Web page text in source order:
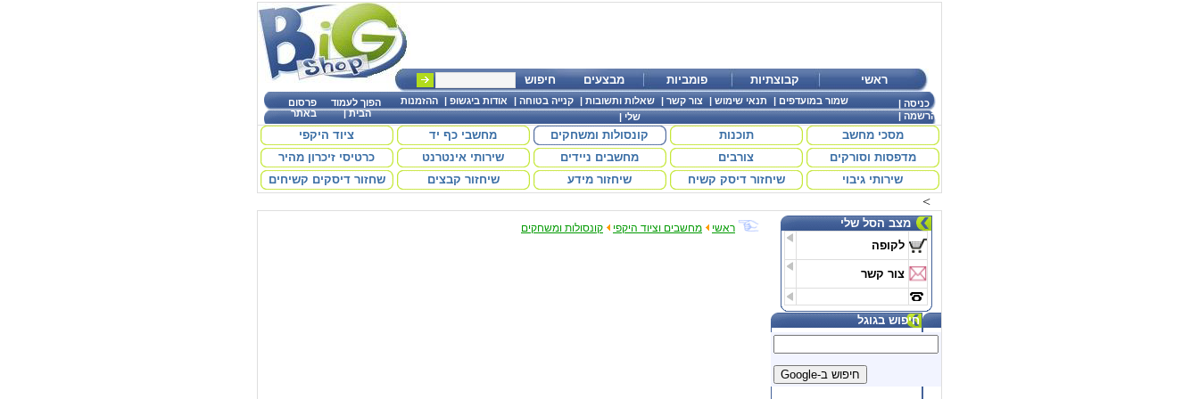
חיפוש מבצעים פומביות קבוצתיות ראשי
פרסום
באתר
הפוך לעמוד
הבית|
שמור במועדפים | תנאי שימוש | צור קשר | שאלות ותשובות | קנייה בטוחה | אודות ביגשופ |
ההזמנות
שלי|
כניסה |
הרשמה|
מסכי מחשב תוכנות קונסולות ומשחקים מחשבי כף יד
ציוד היקפי
מדפסות וסורקים
צורבים מחשבים ניידים שירותי אינטרנט
כרטיסי זיכרון מהיר
שירותי גיבוי
שיחזור דיסק קשיח שיחזור מידע שיחזור קבצים שחזור דיסקים קשיחים
<
ראשי מחשבים וציוד היקפי קונסולות ומשחקים
מצב הסל שלי
לקופה
צור קשר
חיפוש בגוגל